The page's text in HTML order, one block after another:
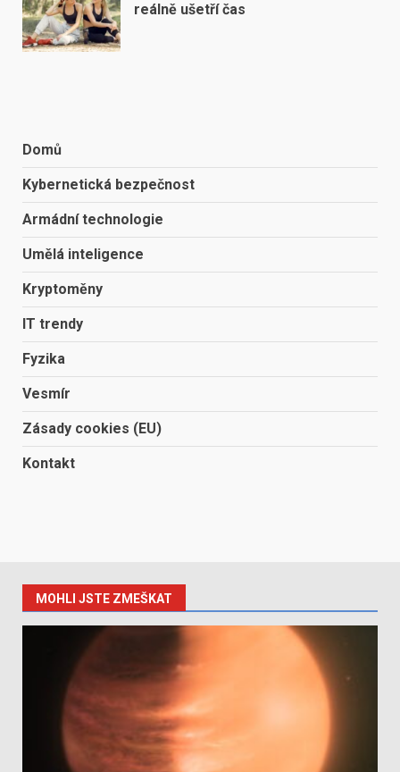
reálně ušetří čas
Domů
Kybernetická bezpečnost
Armádní technologie
Umělá inteligence
Kryptoměny
IT trendy
Fyzika
Vesmír
Zásady cookies (EU)
Kontakt
MOHLI JSTE ZMEŠKAT